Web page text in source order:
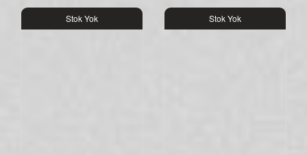
Stok Yok Stok Yok